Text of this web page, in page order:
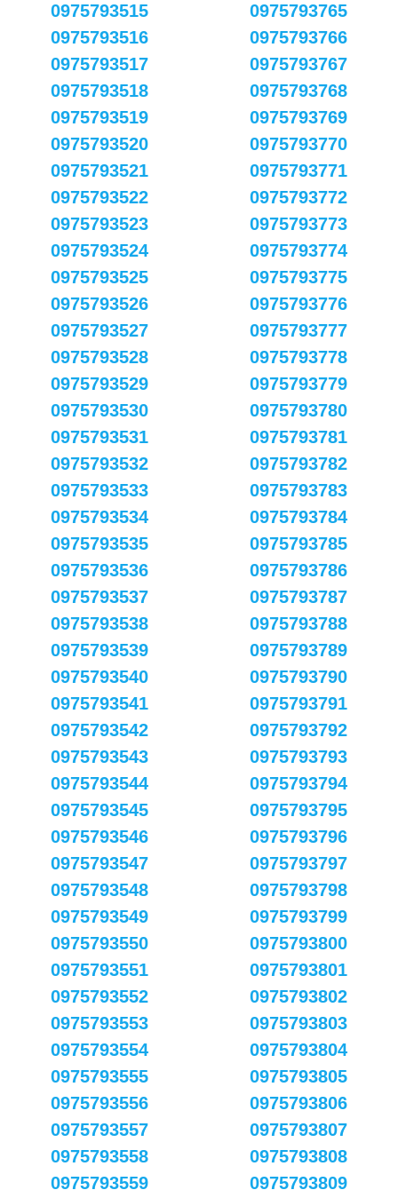
0975793515
0975793516
0975793517
0975793518
0975793519
0975793520
0975793521
0975793522
0975793523
0975793524
0975793525
0975793526
0975793527
0975793528
0975793529
0975793530
0975793531
0975793532
0975793533
0975793534
0975793535
0975793536
0975793537
0975793538
0975793539
0975793540
0975793541
0975793542
0975793543
0975793544
0975793545
0975793546
0975793547
0975793548
0975793549
0975793550
0975793551
0975793552
0975793553
0975793554
0975793555
0975793556
0975793557
0975793558
0975793559
0975793765
0975793766
0975793767
0975793768
0975793769
0975793770
0975793771
0975793772
0975793773
0975793774
0975793775
0975793776
0975793777
0975793778
0975793779
0975793780
0975793781
0975793782
0975793783
0975793784
0975793785
0975793786
0975793787
0975793788
0975793789
0975793790
0975793791
0975793792
0975793793
0975793794
0975793795
0975793796
0975793797
0975793798
0975793799
0975793800
0975793801
0975793802
0975793803
0975793804
0975793805
0975793806
0975793807
0975793808
0975793809